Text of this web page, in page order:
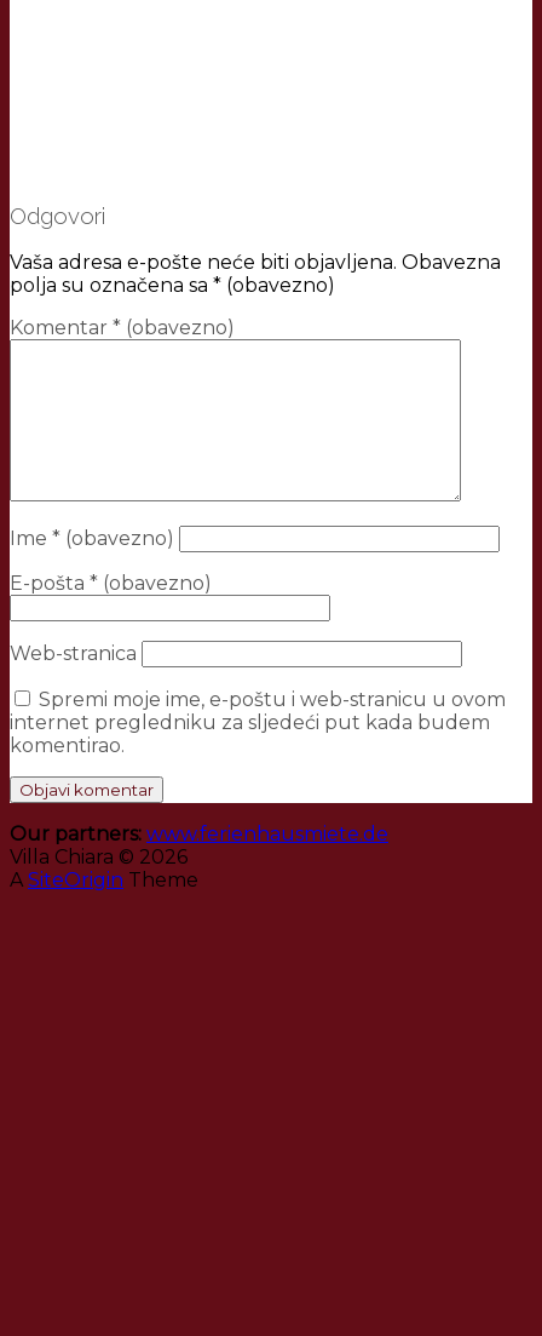
Odgovori
Vaša adresa e-pošte neće biti objavljena. Obavezna
polja su označena sa * (obavezno)
Komentar * (obavezno)
Ime * (obavezno)
E-pošta * (obavezno)
Web-stranica
Spremi moje ime, e-poštu i web-stranicu u ovom
internet pregledniku za sljedeći put kada budem
komentirao.
Our partners: www.ferienhausmiete.de
Villa Chiara © 2026
A SiteOrigin Theme